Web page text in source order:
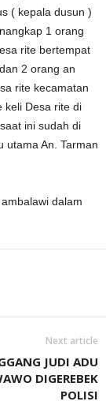
( kepala dusun )
1 orang
rite bertempat
2 orang an
rite kecamatan
keli Desa rite di
ini sudah di
utama An. Tarman
dalam
Next article
JUDI ADU
DIGEREBEK
POLISI